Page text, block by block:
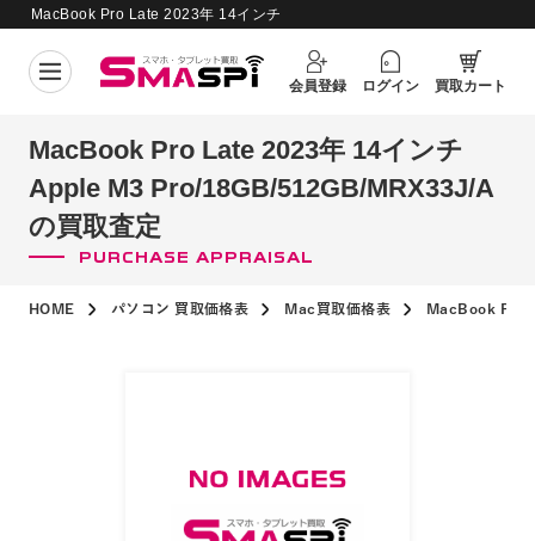
買取価格更新日：2026年8月5日
MacBook Pro Late 2023年 14インチ
Pro/18GB/512GB/MRX33J/A の買取査
定
会員登録 ログイン 買取カート
MacBook Pro Late 2023年 14インチ
Apple M3 Pro/18GB/512GB/MRX33J/A
の買取査定
PURCHASE APPRAISAL
HOME パソコン 買取価格表 Mac買取価格表 MacBook Pro